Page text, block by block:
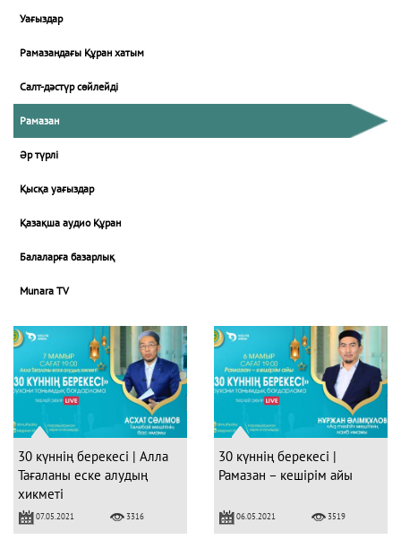
Уағыздар
Рамазандағы Құран хатым
Салт-дәстүр сөйлейді
Рамазан
Әр түрлі
Қысқа уағыздар
Қазақша аудио Құран
Балаларға базарлық
Munara TV
30 күннің берекесі | Алла
Тағаланы еске алудың
хикметі
07.05.2021 3316
30 күннің берекесі |
Рамазан – кешірім айы
06.05.2021 3519